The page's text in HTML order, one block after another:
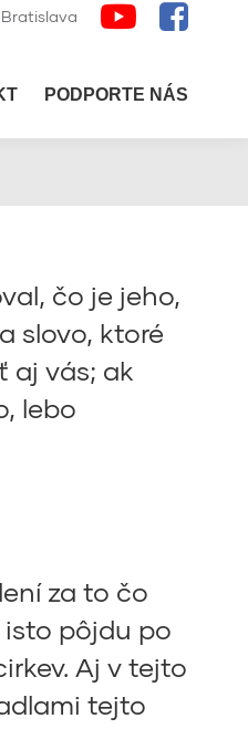
PODPORTE NÁS
čo je jeho,
slovo, ktoré
aj vás; ak
lebo
za to čo
pôjdu po
Aj v tejto
tejto